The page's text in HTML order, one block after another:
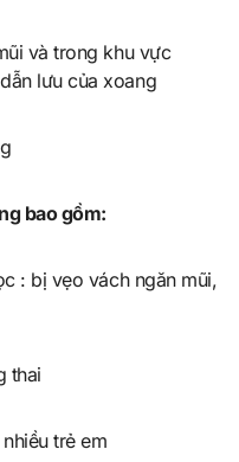
và trong khu vực
lưu của xoang
bao gồm:
: bị vẹo vách ngăn mũi,
thai
trẻ em